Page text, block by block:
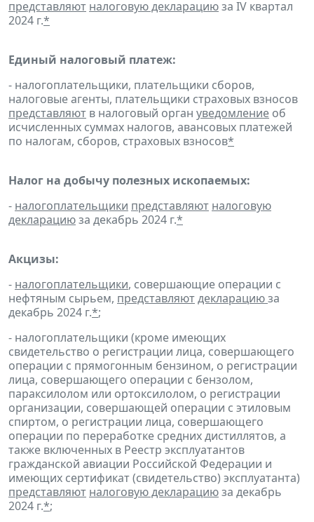
представляют налоговую декларациюза IV квартал
2024 г.*
Единый налоговый платеж:
- налогоплательщики, плательщики сборов,
налоговые агенты, плательщики страховых взносов
представляют в налоговый орган уведомление об
исчисленных суммах налогов, авансовых платежей
по налогам, сборов, страховых взносов*
Налог на добычу полезных ископаемых:
- налогоплательщики представляют налоговую
декларациюза декабрь 2024 г.*
Акцизы:
- налогоплательщики, совершающие операции с
нефтяным сырьем, представляютдекларациюза
декабрь 2024 г.*;
- налогоплательщики (кроме имеющих
свидетельство о регистрации лица, совершающего
операции с прямогонным бензином, о регистрации
лица, совершающего операции с бензолом,
параксилолом или ортоксилолом, о регистрации
организации, совершающей операции с этиловым
спиртом, о регистрации лица, совершающего
операции по переработке средних дистиллятов, а
также включенных в Реестр эксплуатантов
гражданской авиации Российской Федерации и
имеющих сертификат (свидетельство) эксплуатанта)
представляют налоговую декларациюза декабрь
2024 г.*;